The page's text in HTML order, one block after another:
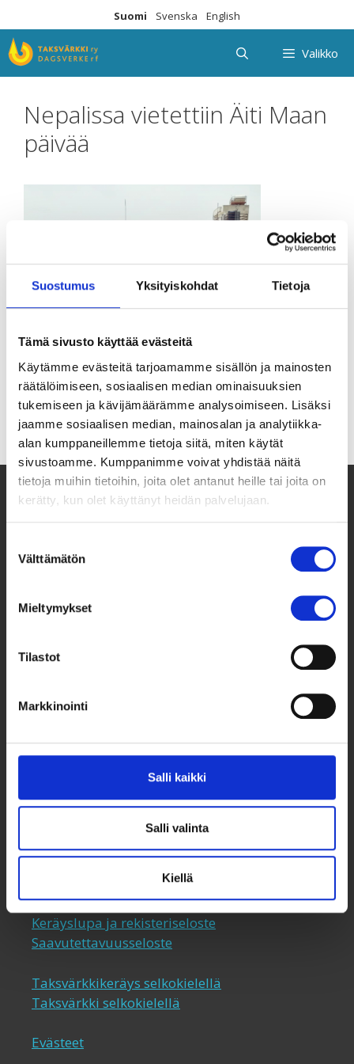
Suostumus Yksityiskohdat Tietoja
Tämä sivusto käyttää evästeitä
Käytämme evästeitä tarjoamamme sisällön ja mainosten
räätälöimiseen, sosiaalisen median ominaisuuksien
tukemiseen ja kävijämäärämme analysoimiseen. Lisäksi
jaamme sosiaalisen median, mainosalan ja analytiikka-
alan kumppaneillemme tietoja siitä, miten käytät
sivustoamme. Kumppanimme voivat yhdistää näitä
tietoja muihin tietoihin, joita olet antanut heille tai joita on
kerätty, kun olet käyttänyt heidän palvelujaan.
valinta
Välttämätön
Mieltymykset
Tilastot
Markkinointi
Salli kaikki
Salli valinta
Kiellä
sisältöön
Suomi Svenska English
Valikko
Nepalissa vietettiin Äiti Maan
päivää
Taksvärkki ry
00530 Helsinki
050 341 5507
taksvarkki@taksvarkki.fi
Yhteystiedot
Keräyslupa ja rekisteriseloste
Saavutettavuusseloste
Taksvärkkikeräys selkokielellä
Taksvärkki selkokielellä
Evästeet